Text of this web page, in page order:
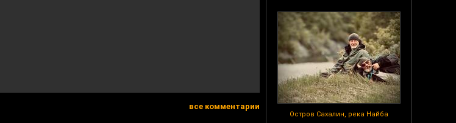
Остров Сахалин, река Найба
все комментарии